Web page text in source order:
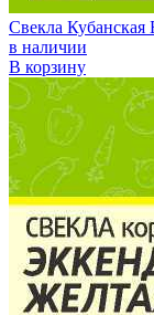
Свекла
в наличии
В корзину